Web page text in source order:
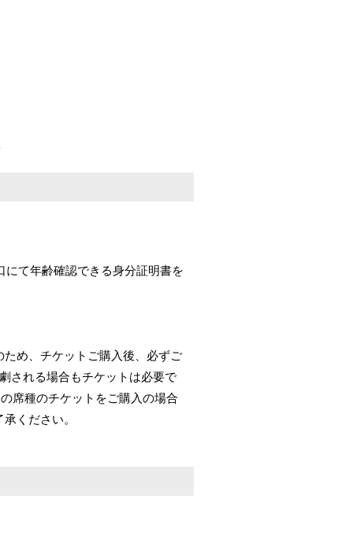
て年齢確認できる身分証明書を
め、チケットご購入後、必ずご
される場合もチケットは必要で
席種のチケットをご購入の場合
ください。